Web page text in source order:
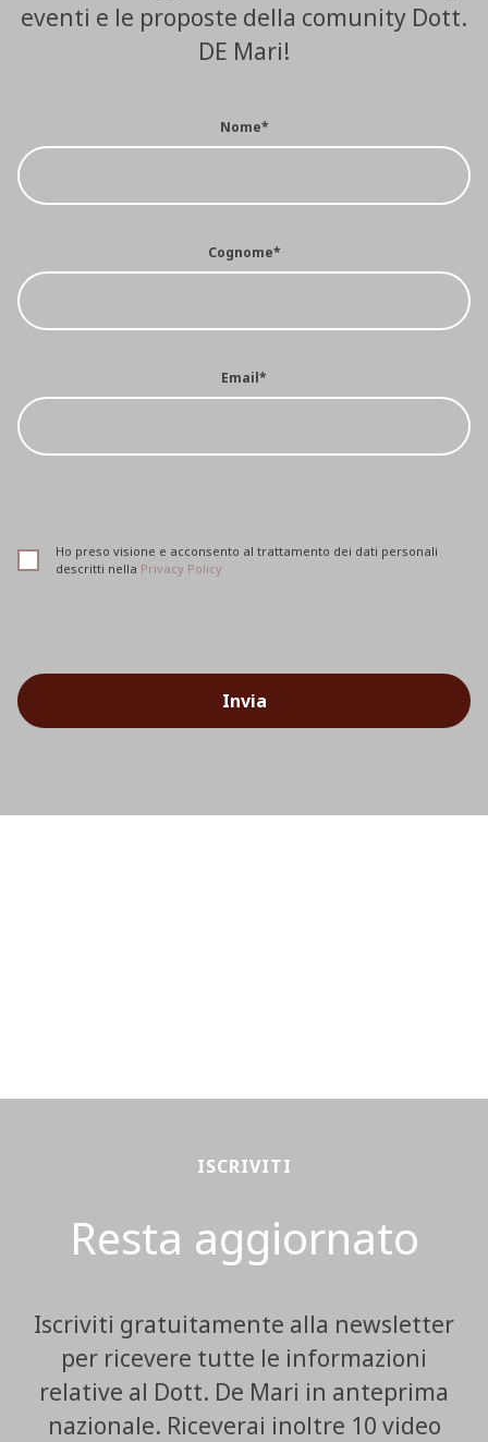
eventi e le proposte della comunity Dott.
DE Mari!
Nome*
Cognome*
Email*
Ho preso visione e acconsento al trattamento dei dati personali
descritti nella Privacy Policy
Invia
ISCRIVITI
Resta aggiornato
Iscriviti gratuitamente alla newsletter
per ricevere tutte le informazioni
relative al Dott. De Mari in anteprima
nazionale. Riceverai inoltre 10 video